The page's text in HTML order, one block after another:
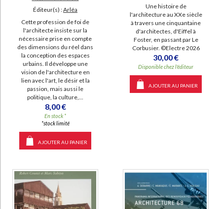
Éditeur(s) :Arléa
Cette profession de foi de
l'architecte insiste sur la
nécessaire prise en compte
des dimensions du réel dans
la conception des espaces
urbains. Il développe une
vision de l'architecture en
lien avec l'art, le désir et la
passion, mais aussi le
politique, la culture,...
8,00 €
En stock *
*stock limité
AJOUTER AU PANIER
Une histoire de
l'architecture au XXe siècle
à travers une cinquantaine
d'architectes, d'Eiffel à
Foster, en passant par Le
Corbusier. ©Electre 2026
30,00 €
Disponible chez l'éditeur
AJOUTER AU PANIER